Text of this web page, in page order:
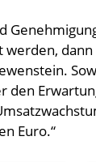
den
Euro.“